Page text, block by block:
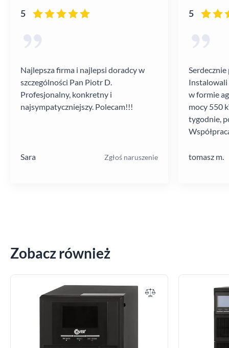
5
Najlepsza firma i najlepsi doradcy w
szczególności Pan Piotr D.
Profesjonalny, konkretny i
najsympatyczniejszy. Polecam!!!
Sara Zgłoś naruszenie
5
Instalowali
w formie
mocy 550
tygodnie,
tomasz m.
Zobacz również